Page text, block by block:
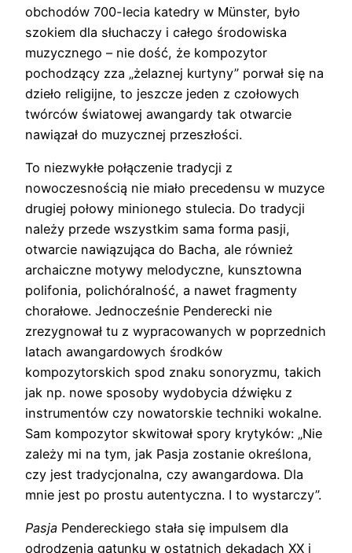
obchodów 700-lecia katedry w Münster, było
szokiem dla słuchaczy i całego środowiska
muzycznego – nie dość, że kompozytor
pochodzący zza „żelaznej kurtyny” porwał się na
dzieło religijne, to jeszcze jeden z czołowych
twórców światowej awangardy tak otwarcie
nawiązał do muzycznej przeszłości.
To niezwykłe połączenie tradycji z
nowoczesnością nie miało precedensu w muzyce
drugiej połowy minionego stulecia. Do tradycji
należy przede wszystkim sama forma pasji,
otwarcie nawiązująca do Bacha, ale również
archaiczne motywy melodyczne, kunsztowna
polifonia, polichóralność, a nawet fragmenty
chorałowe. Jednocześnie Penderecki nie
zrezygnował tu z wypracowanych w poprzednich
latach awangardowych środków
kompozytorskich spod znaku sonoryzmu, takich
jak np. nowe sposoby wydobycia dźwięku z
instrumentów czy nowatorskie techniki wokalne.
Sam kompozytor skwitował spory krytyków: „Nie
zależy mi na tym, jak Pasja zostanie określona,
czy jest tradycjonalna, czy awangardowa. Dla
mnie jest po prostu autentyczna. I to wystarczy”.
Pasja Pendereckiego stała się impulsem dla
odrodzenia gatunku w ostatnich dekadach XX i